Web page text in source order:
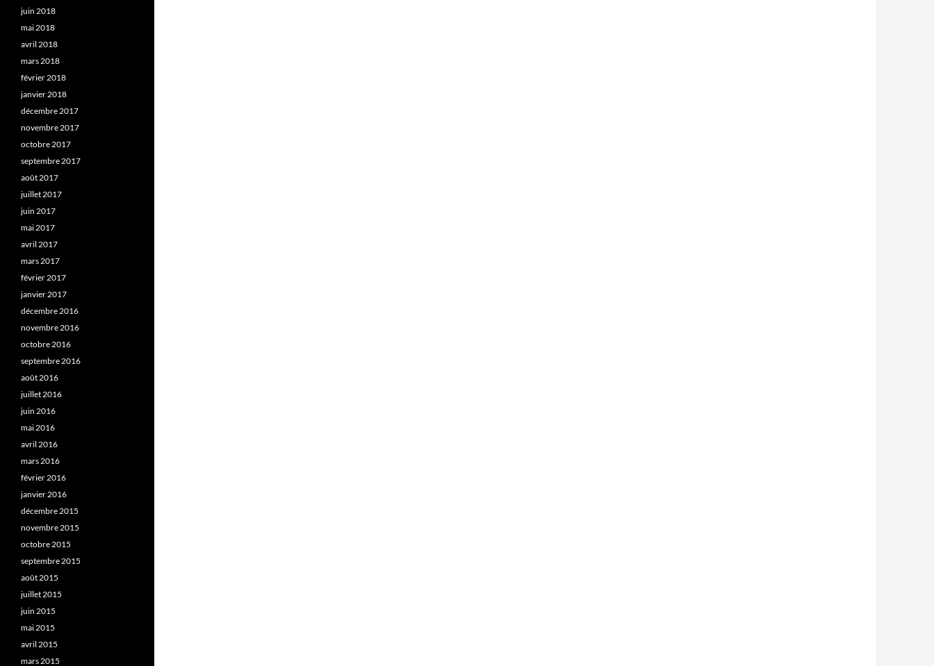
juin 2018
mai 2018
avril 2018
mars 2018
février 2018
janvier 2018
décembre 2017
novembre 2017
octobre 2017
septembre 2017
août 2017
juillet 2017
juin 2017
mai 2017
avril 2017
mars 2017
février 2017
janvier 2017
décembre 2016
novembre 2016
octobre 2016
septembre 2016
août 2016
juillet 2016
juin 2016
mai 2016
avril 2016
mars 2016
février 2016
janvier 2016
décembre 2015
novembre 2015
octobre 2015
septembre 2015
août 2015
juillet 2015
juin 2015
mai 2015
avril 2015
mars 2015